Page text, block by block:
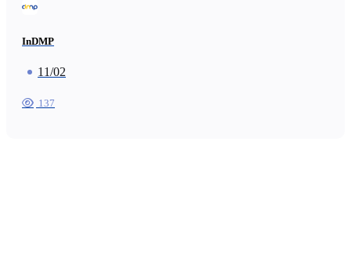
InDMP
11/02
137